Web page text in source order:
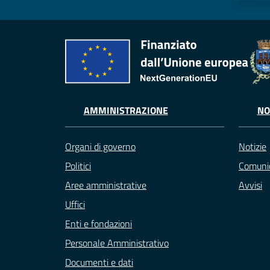
AMMINISTRAZIONE
Organi di governo
Politici
Aree amministrative
Uffici
Enti e fondazioni
Personale Amministrativo
Documenti e dati
Notizie
Avvisi